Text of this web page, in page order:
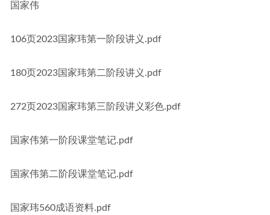
国家伟
106页2023国家玮第一阶段讲义.pdf
180页2023国家玮第二阶段讲义.pdf
272页2023国家玮第三阶段讲义彩色.pdf
国家伟第一阶段课堂笔记.pdf
国家伟第二阶段课堂笔记.pdf
国家玮560成语资料.pdf